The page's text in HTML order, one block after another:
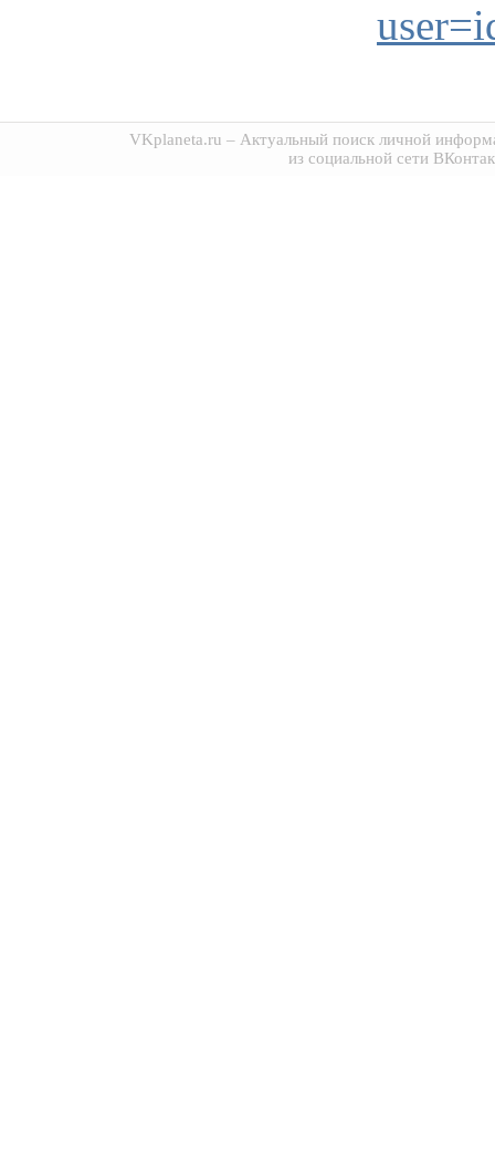
VKplaneta.ru – Актуальный поиск личной
из социальной сети